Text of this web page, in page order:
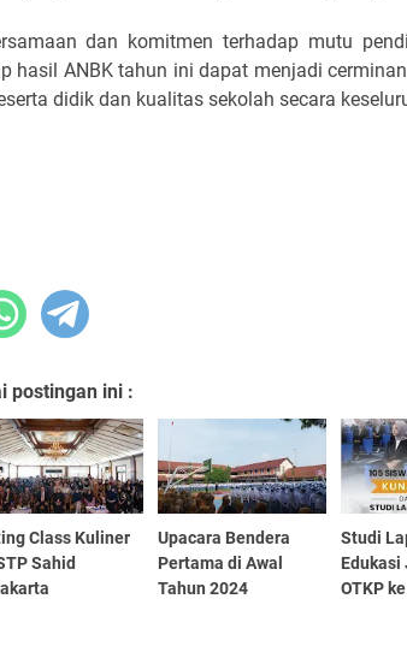
dan komitmen terhadap mutu
hasil ANBK tahun ini dapat menjadi
didik dan kualitas sekolah secara
postingan ini :
Class Kuliner
Sahid
Upacara Bendera
Pertama di Awal
Tahun 2024
Studi
Edukasi
OTKP